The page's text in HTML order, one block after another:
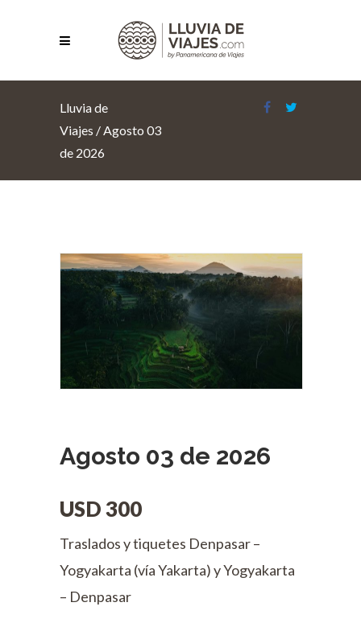
Lluvia de
Viajes /Agosto 03
de 2026
Agosto 03 de 2026
USD300
Traslados y tiquetes Denpasar –
Yogyakarta (vía Yakarta) y Yogyakarta
– Denpasar